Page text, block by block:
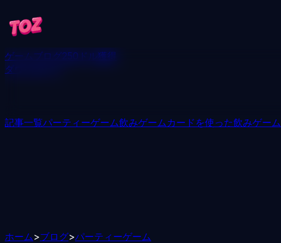
ゲーム ブログ250ドル獲得
ダウンロード
記事一覧パーティーゲーム飲みゲームカードを使った飲みゲーム
ホーム>ブログ>パーティーゲーム